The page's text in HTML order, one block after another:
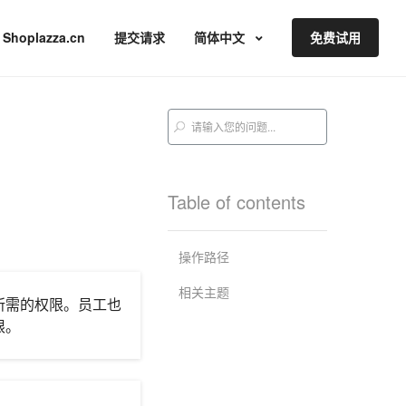
Shoplazza.cn 提交请求 简体中文 免费试用
的权限。员工也
Table of contents
操作路径
相关主题